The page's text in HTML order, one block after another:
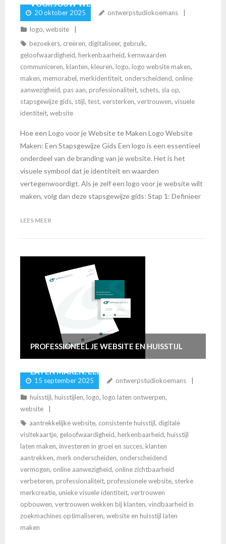
VOOR JOUW WEBSITE?
20 oktober 2025 ontwerpstudiokoemans
logo, website
bezoekers, creëren, digitaliseer, gebruik,
geloofwaardigheid, herkenbaarheid, kernwaarden
communiceren, klanten, kleuren, logo, logo website maken,
maken, memorabel, merkidentiteit, onderscheidend, online
aanwezigheid, pas aan, professionaliteit, schets, sla op,
stapsgewijze gids, stijl, test, versterken, vertrouwen, visuele
identiteit, website
Hoe een Logo voor je Website te Maken Logo Website
Maken: Een Stapsgewijze Gids Een logo is een essentieel
onderdeel van de branding van je website. Het is het
visuele symbool dat je identiteit en waarden
vertegenwoordigt. Als je zelf een logo voor je website wilt
maken, volg dan deze stapsgewijze gids: Stap 1: Definieer
LEES MEER
PROFESSIONEEL JE WEBSITE EN HUISSTIJL
LATEN MAKEN: EEN STAP NAAR SUCCES
15 september 2025 ontwerpstudiokoemans
huisstijl, huisstijlen, logo, logo laten ontwerpen,
website
aantrekkelijke website, consistente huisstijl, digitale
visitekaartje, geloofwaardigheid, herkenbaarheid, huisstijl
laten maken, investeren in groei en succes, klanten
aantrekken, merk onderscheiden, onderscheidend
vermogen, online aanwezigheid, online zichtbaarheid
verbeteren, professionaliteit, professionele website, sterke
merkcreatie, unieke visuele identiteit, vertrouwen
opbouwen, vertrouwen wekken bij klanten, vindbaarheid in
zoekmachines optimaliseren, website en huisstijl laten
maken